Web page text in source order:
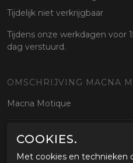
Tijdelijk niet verkrijgbaar
Tijdens onze werkdagen voor
dag verstuurd.
OMSCHRIJVING MACNA
Macna Motique
GERELATEERDE
COOKIES.
Met cookies en technieken